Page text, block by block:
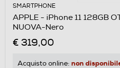
SMARTPHONE
APPLE - iPhone 11 128GB
NUOVA-Nero
€ 319,00
Acquisto online: non